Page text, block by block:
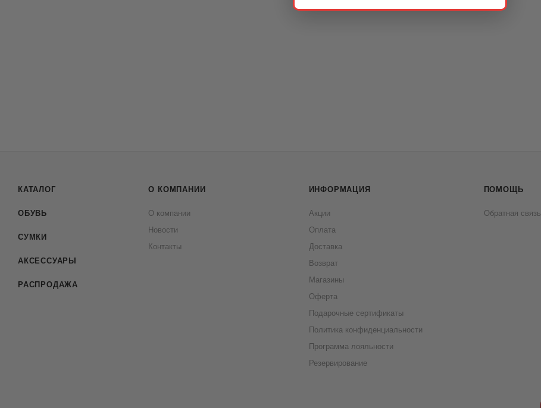
КАТАЛОГ
ОБУВЬ
СУМКИ
АКСЕССУАРЫ
РАСПРОДАЖА
О КОМПАНИИ
О компании
Новости
Контакты
ИНФОРМАЦИЯ
Акции
Оплата
Доставка
Возврат
Магазины
Оферта
Подарочные сертификаты
Политика конфиденциальности
Программа лояльности
Резервирование
ПОМОЩЬ
Обратная связь